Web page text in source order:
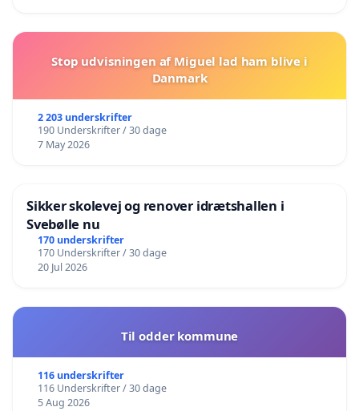
Stop udvisningen af Miguel lad ham blive i
Danmark
2 203 underskrifter
190 Underskrifter / 30 dage
7 May 2026
Sikker skolevej og renover idrætshallen i
Svebølle nu
170 underskrifter
170 Underskrifter / 30 dage
20 Jul 2026
Til odder kommune
116 underskrifter
116 Underskrifter / 30 dage
5 Aug 2026